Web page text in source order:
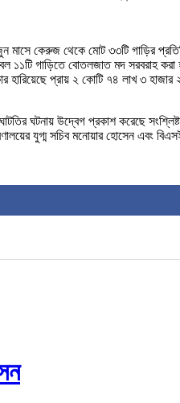
কেরুজ থেকে মোট ৩৩টি গাড়ির
১১টি গাড়িতে বোতলজাত মদ সরবরাহ করা
হারিয়েছে প্রায় ২ কোটি ৭৪ লাখ ৩ হাজার
ঘটনায় উদ্বেগ প্রকাশ করেছে
যুগ্ম সচিব মনোয়ার হোসেন এবং